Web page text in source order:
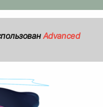
Advanced